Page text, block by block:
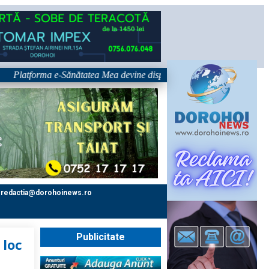
e-Sănătatea Mea devine disponibilă pe 1 septembrie:
redactia@dorohoinews.ro
Publicitate